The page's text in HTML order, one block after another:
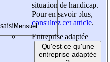
situation de handicap.
Pour en savoir plus,
consultez cet article.
Entreprise adaptée
Qu'est-ce qu'une
entreprise adaptée